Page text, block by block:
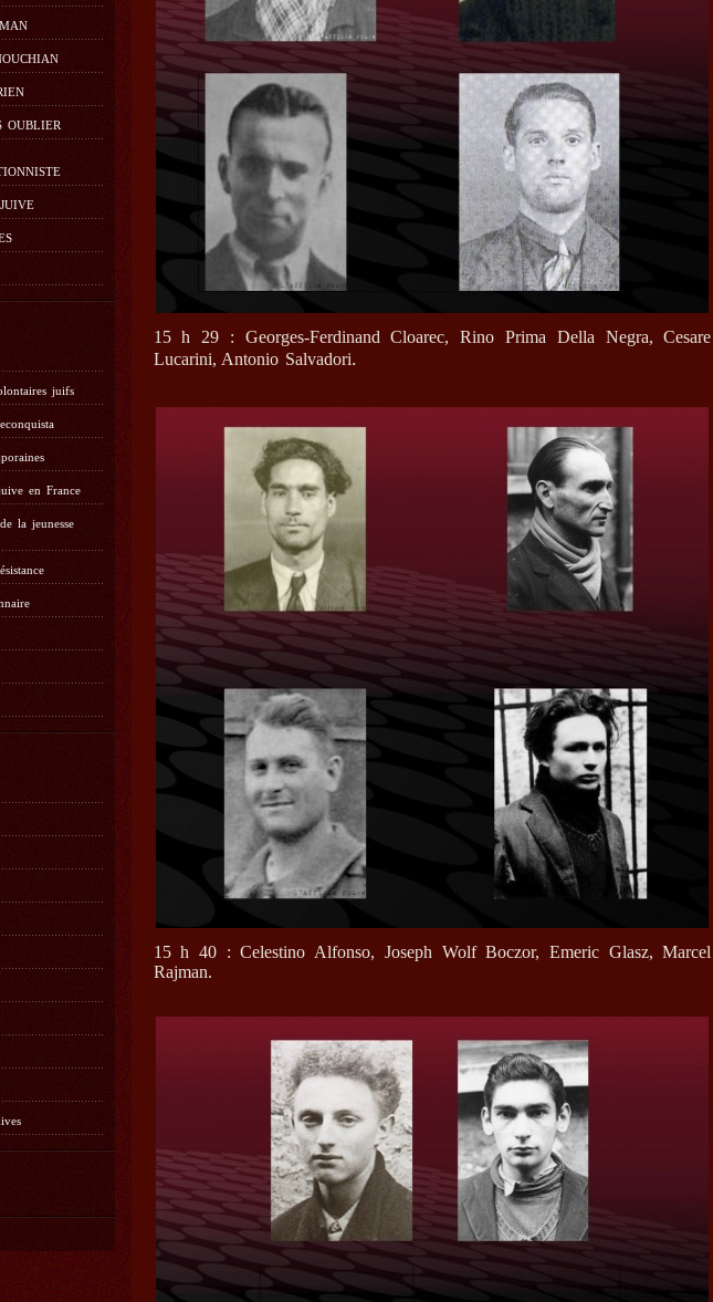
OUBLIER
juifs
en France
la jeunesse
15 h 29 : Georges-Ferdinand Cloarec, Rino Prima Della Negra, Cesare
Lucarini, Antonio Salvadori.
15 h 40 : Celestino Alfonso, Joseph Wolf Boczor, Emeric Glasz, Marcel
Rajman.